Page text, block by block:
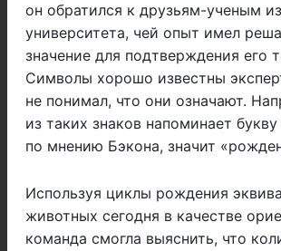
он обратился к друзьям-ученым
университета, чей опыт имел
значение для подтверждения его
Символы хорошо известны
не понимал, что они означают.
из таких знаков напоминает букву
по мнению Бэкона, значит
Используя циклы рождения
животных сегодня в качестве
команда смогла выяснить, что